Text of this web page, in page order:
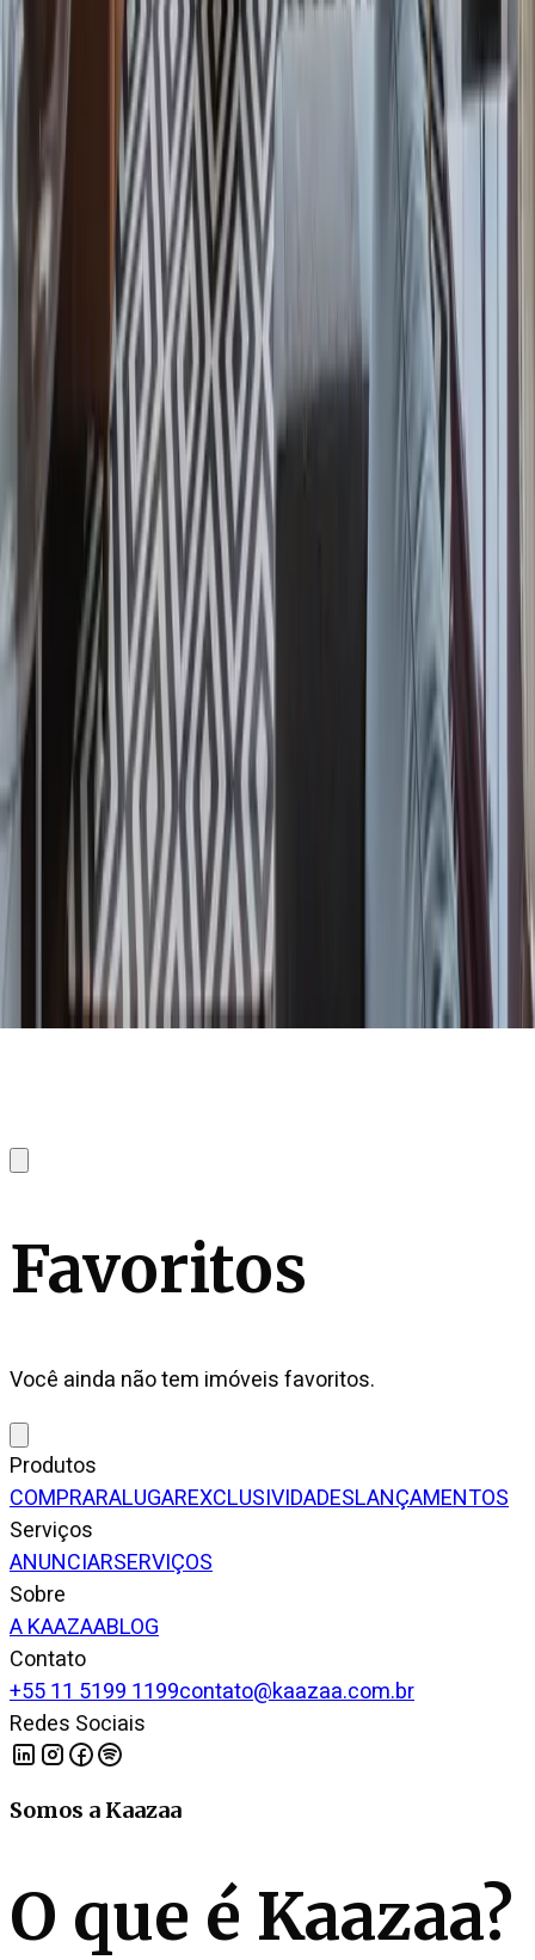
Favoritos
Você ainda não tem imóveis favoritos.
Produtos
COMPRARALUGAREXCLUSIVIDADESLANÇAMENTOS
Serviços
ANUNCIARSERVIÇOS
Sobre
A KAAZAABLOG
Contato
+55 11 5199 1199contato@kaazaa.com.br
Redes Sociais
Somos a Kaazaa
O que é Kaazaa?